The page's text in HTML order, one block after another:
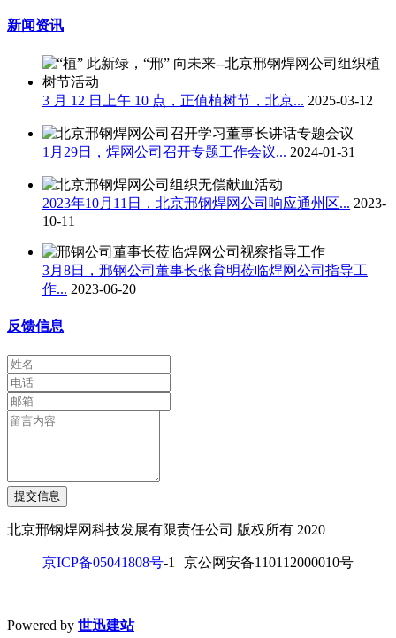
新闻资讯
3 月 12 日上午 10 点，正值植树节，北京... 2025-03-12
1月29日，焊网公司召开专题工作会议... 2024-01-31
2023年10月11日，北京邢钢焊网公司响应通州区... 2023-
10-11
3月8日，邢钢公司董事长张育明莅临焊网公司指导工
作... 2023-06-20
反馈信息
提交信息
北京邢钢焊网科技发展有限责任公司 版权所有 2020
京ICP备05041808号-1 京公网安备110112000010号
Powered by 世迅建站